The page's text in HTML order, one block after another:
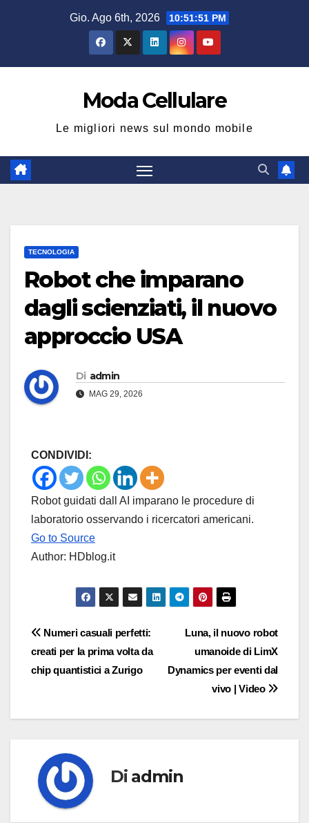
Gio. Ago 6th, 2026 10:51:52 PM
Moda Cellulare
Le migliori news sul mondo mobile
TECNOLOGIA
Robot che imparano
dagli scienziati, il nuovo
approccio USA
Di admin
MAG 29, 2026
CONDIVIDI:
Robot guidati dall AI imparano le procedure di
laboratorio osservando i ricercatori americani.
Go to Source
Author: HDblog.it
Navigazione
articoli
Luna, il nuovo robot
umanoide di LimX
Dynamics per eventi dal
vivo | Video
Numeri casuali perfetti:
creati per la prima volta da
chip quantistici a Zurigo
Di admin